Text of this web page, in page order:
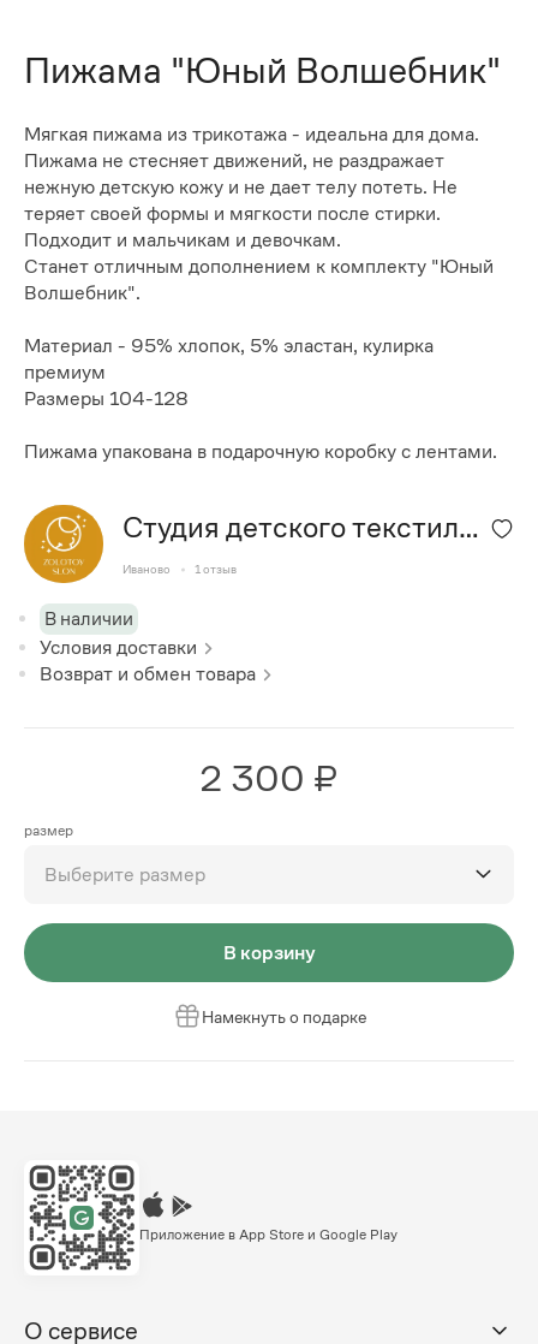
Пижама "Юный Волшебник"
Мягкая пижама из трикотажа - идеальна для дома.
Пижама не стесняет движений, не раздражает
нежную детскую кожу и не дает телу потеть. Не
теряет своей формы и мягкости после стирки.
Подходит и мальчикам и девочкам.
Станет отличным дополнением к комплекту "Юный
Волшебник".
Материал - 95% хлопок, 5% эластан, кулирка
премиум
Размеры 104-128
Пижама упакована в подарочную коробку с лентами.
Студия детского текстиля
"Золотой Слон"
Иваново 1 отзыв
В наличии
Условия доставки
Возврат и обмен товара
2 300 ₽
размер
Выберите размер
В корзину
Намекнуть о подарке
Приложение в App Store и Google Play
О сервисе